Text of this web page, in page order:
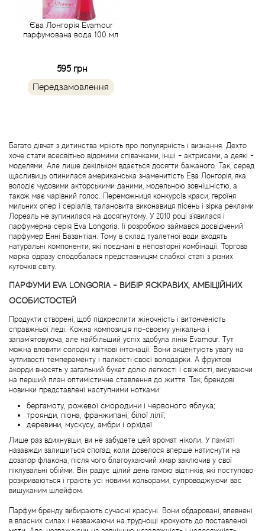
Єва Лонгорія Evamour
парфумована вода 100 мл
595 грн
Передзамовлення
Багато дівчат з дитинства мріють про популярність і визнання. Дехто
хоче стати всесвітньо відомими співачками, інші - актрисами, а деякі -
моделями. Але лише декільком вдається досягти бажаного. Так, серед
щасливиць опинилася американська знаменитість Ева Лонгорія, яка
володіє чудовими акторськими даними, модельною зовнішністю, а
також має чарівний голос. Переможниця конкурсів краси, героїня
мильних опер і серіалів, талановита виконавиця пісень і зірка реклами
Лореаль не зупинилася на досягнутому. У 2010 році з'явилася і
парфумерна серія Eva Longoria. Її розробкою займався досвідчений
парфумер Енні Базантіан. Тому в склад туалетної води входять
натуральні компоненти, які поєднані в неповторні комбінації. Торгова
марка одразу сподобалася представницям слабкої статі з різних
куточків світу.
ПАРФУМИ EVA LONGORIA - ВИБІР ЯСКРАВИХ, АМБІЦІЙНИХ
ОСОБИСТОСТЕЙ
Продукти створені, щоб підкреслити жіночність і витонченість
справжньої леді. Кожна композиція по-своєму унікальна і
запам'ятовуюча, але найбільший успіх здобула лінія Evamour. Тут
можна вловити солодкі квіткові інтонації. Вони акцентують увагу на
чутливості темпераменту і палкості своєї володарки. А фруктові
акорди вносять у загальний букет долю легкості і свіжості, висуваючи
на перший план оптимістичне ставлення до життя. Так, брендові
новинки представлені наступними нотками:
бергамоту, рожевої смородини і червоного яблука;
троянди, піона, франжипані, білої лілії;
деревини, мускусу, амбри і орхідеї.
Лише раз вдихнувши, ви не забудете цей аромат ніколи. У пам'яті
назавжди залишиться спогад, коли довелося вперше натиснути на
дозатор флакона, після чого благоухаючий хмар заключив у свої
піклувальні обійми. Він радує цілий день гамою відтінків, які поступово
розкриваються і грають усі новими кольорами, супроводжуючи вас
вишуканим шлейфом.
Парфум бренду вибирають сучасні красуні. Вони обдаровані, впевнені
в власних силах і незважаючи на труднощі крокують до поставленої
Acqua di Parma
Acqua di Sardegna
Adidas
Aerin Lauder
Affinessence
Afnan
Agatha Ruiz de la Prada
Agent Provocateur
Agonist
Aigner
Aj Arabia (Widian)
Ajmal
Al Haramain
Al Jazeera
Alaia Paris
Alexander McQueen